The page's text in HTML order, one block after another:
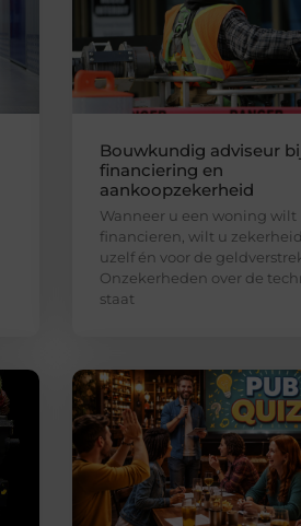
Bouwkundig adviseur
financiering en
aankoopzekerheid
Wanneer u een woning wilt
financieren, wilt u
uzelf én voor de
Onzekerheden over de
staat